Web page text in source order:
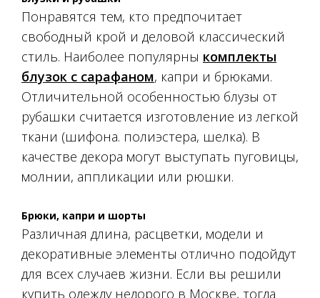
Понравятся тем, кто предпочитает
свободный крой и деловой классический
стиль. Наиболее популярны комплекты
блузок с сарафаном, капри и брюками.
Отличительной особенностью блузы от
рубашки считается изготовление из легкой
ткани (шифона. полиэстера, шелка). В
качестве декора могут выступать пуговицы,
молнии, аппликации или рюшки.
Брюки, капри и шорты
Различная длина, расцветки, модели и
декоративные элементы отлично подойдут
для всех случаев жизни. Если вы решили
купить одежду недорого в Москве, тогда